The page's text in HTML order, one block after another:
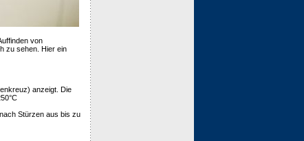
von
zu sehen. Hier ein
anzeigt. Die
Stürzen aus bis zu